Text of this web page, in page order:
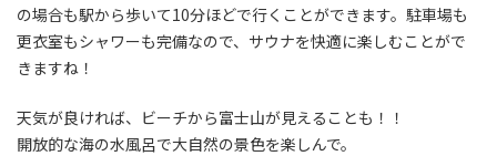
の場合も駅から歩いて10分ほどで行くことができます。駐車場も
更衣室もシャワーも完備なので、サウナを快適に楽しむことがで
きますね！
天気が良ければ、ビーチから富士山が見えることも！！
開放的な海の水風呂で大自然の景色を楽しんで。